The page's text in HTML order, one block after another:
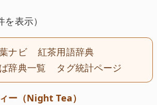
表示）
ナビ
紅茶用語辞典
辞典一覧
タグ統計ページ
ー（Night Tea）